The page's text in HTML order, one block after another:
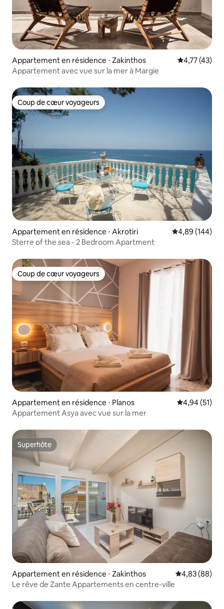
Appartement en résidence ⋅ Zakinthos Évaluation
4,77 (43)
Appartement avec vue sur la mer à Margie
Coup de cœur voyageurs
Coup de cœur voyageurs
Appartement en résidence ⋅ Akrotiri Évaluation
4,89 (144)
Sterre of the sea - 2 Bedroom Apartment
Coup de cœur voyageurs
Coup de cœur voyageurs
Appartement en résidence ⋅ Planos Évaluation
4,94 (51)
Appartement Asya avec vue sur la mer
Superhôte
Superhôte
Appartement en résidence ⋅ Zakinthos Évaluation
4,83 (88)
Le rêve de Zante Appartements en centre-ville